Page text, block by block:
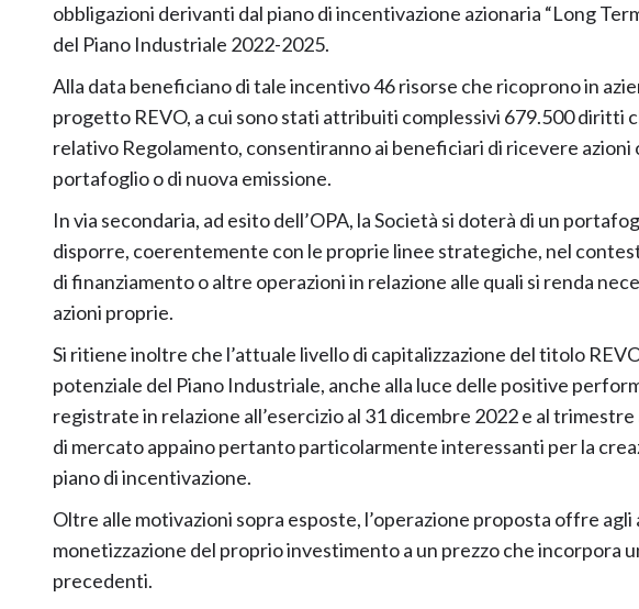
obbligazioni derivanti dal piano di incentivazione azionaria “Long
del Piano Industriale 2022-2025.
Alla data beneficiano di tale incentivo 46 risorse che ricoprono in
progetto REVO, a cui sono stati attribuiti complessivi 679.500 diritti
relativo Regolamento, consentiranno ai beneficiari di ricevere azioni
portafoglio o di nuova emissione.
In via secondaria, ad esito dell’OPA, la Società si doterà di un
disporre, coerentemente con le proprie linee strategiche, nel
di finanziamento o altre operazioni in relazione alle quali si renda
azioni proprie.
Si ritiene inoltre che l’attuale livello di capitalizzazione del titolo
potenziale del Piano Industriale, anche alla luce delle positive
registrate in relazione all’esercizio al 31 dicembre 2022 e al
di mercato appaino pertanto particolarmente interessanti per la
piano di incentivazione.
Oltre alle motivazioni sopra esposte, l’operazione proposta offre
monetizzazione del proprio investimento a un prezzo che incorpora
precedenti.